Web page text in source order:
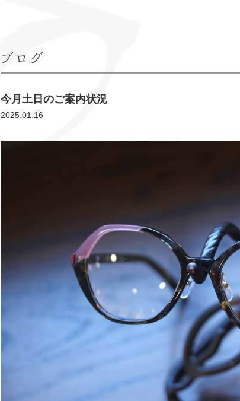
今月土日のご案内状況
2025.01.16